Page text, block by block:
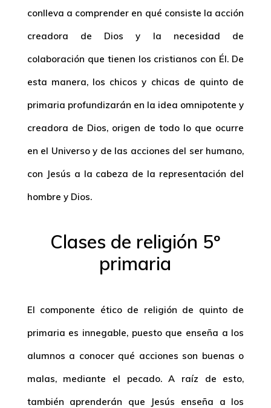
conlleva a comprender en qué consiste la acción
creadora de Dios y la necesidad de
colaboración que tienen los cristianos con Él. De
esta manera, los chicos y chicas de quinto de
primaria profundizarán en la idea omnipotente y
creadora de Dios, origen de todo lo que ocurre
en el Universo y de las acciones del ser humano,
con Jesús a la cabeza de la representación del
hombre y Dios.
Clases de religión 5º
primaria
El componente ético de religión de quinto de
primaria es innegable, puesto que enseña a los
alumnos a conocer qué acciones son buenas o
malas, mediante el pecado. A raíz de esto,
también aprenderán que Jesús enseña a los